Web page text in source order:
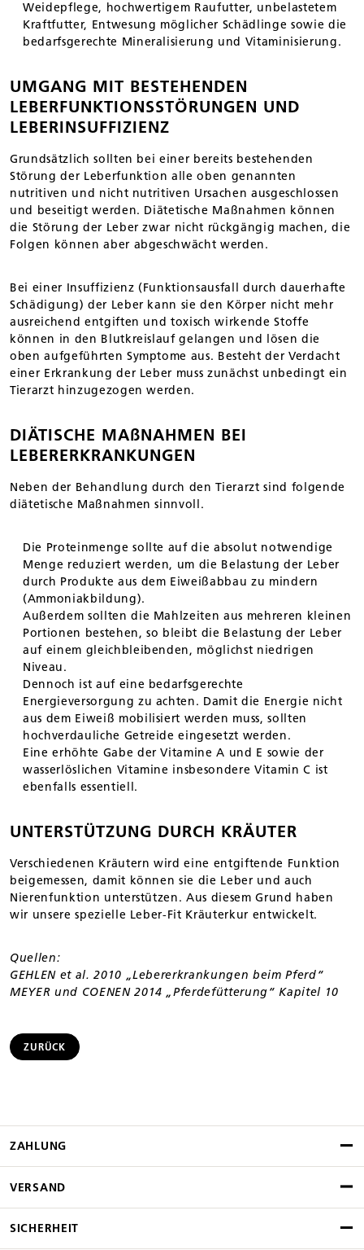
Weidepflege, hochwertigem Raufutter, unbelastetem
Kraftfutter, Entwesung möglicher Schädlinge sowie die
bedarfsgerechte Mineralisierung und Vitaminisierung.
UMGANG MIT BESTEHENDEN
LEBERFUNKTIONSSTÖRUNGEN UND
LEBERINSUFFIZIENZ
Grundsätzlich sollten bei einer bereits bestehenden
Störung der Leberfunktion alle oben genannten
nutritiven und nicht nutritiven Ursachen ausgeschlossen
und beseitigt werden. Diätetische Maßnahmen können
die Störung der Leber zwar nicht rückgängig machen, die
Folgen können aber abgeschwächt werden.
Bei einer Insuffizienz (Funktionsausfall durch dauerhafte
Schädigung) der Leber kann sie den Körper nicht mehr
ausreichend entgiften und toxisch wirkende Stoffe
können in den Blutkreislauf gelangen und lösen die
oben aufgeführten Symptome aus. Besteht der Verdacht
einer Erkrankung der Leber muss zunächst unbedingt ein
Tierarzt hinzugezogen werden.
DIÄTISCHE MAßNAHMEN BEI
LEBERERKRANKUNGEN
Neben der Behandlung durch den Tierarzt sind folgende
diätetische Maßnahmen sinnvoll.
Die Proteinmenge sollte auf die absolut notwendige
Menge reduziert werden, um die Belastung der Leber
durch Produkte aus dem Eiweißabbau zu mindern
(Ammoniakbildung).
Außerdem sollten die Mahlzeiten aus mehreren kleinen
Portionen bestehen, so bleibt die Belastung der Leber
auf einem gleichbleibenden, möglichst niedrigen
Niveau.
Dennoch ist auf eine bedarfsgerechte
Energieversorgung zu achten. Damit die Energie nicht
aus dem Eiweiß mobilisiert werden muss, sollten
hochverdauliche Getreide eingesetzt werden.
Eine erhöhte Gabe der Vitamine A und E sowie der
wasserlöslichen Vitamine insbesondere Vitamin C ist
ebenfalls essentiell.
UNTERSTÜTZUNG DURCH KRÄUTER
Verschiedenen Kräutern wird eine entgiftende Funktion
beigemessen, damit können sie die Leber und auch
Nierenfunktion unterstützen. Aus diesem Grund haben
wir unsere spezielle Leber-Fit Kräuterkur entwickelt.
Quellen:
GEHLEN et al. 2010 „Lebererkrankungen beim Pferd“
MEYER und COENEN 2014 „Pferdefütterung“ Kapitel 10
ZURÜCK
ZAHLUNG
VERSAND
SICHERHEIT